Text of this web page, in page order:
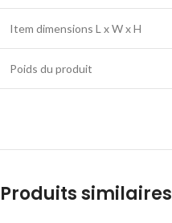
Item dimensions L x W x H
Poids du produit
Produits similaires